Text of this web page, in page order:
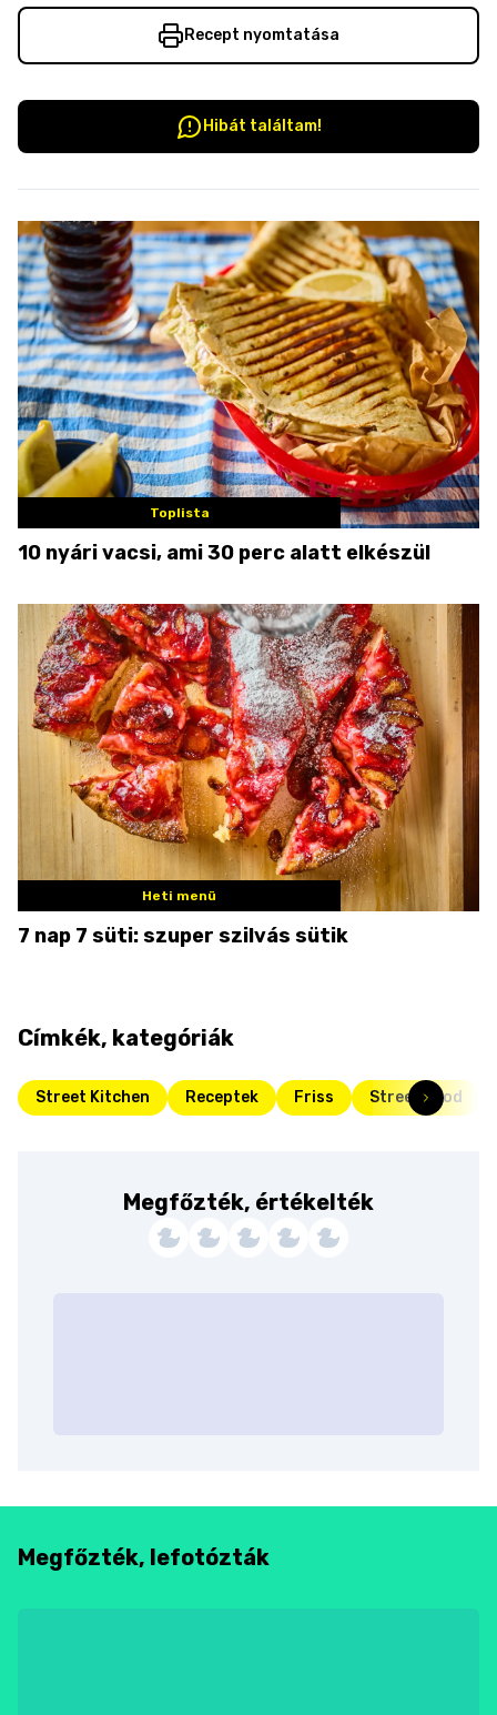
Recept nyomtatása
Hibát találtam!
Toplista
10 nyári vacsi, ami 30 perc alatt elkészül
Heti menü
7 nap 7 süti: szuper szilvás sütik
Címkék, kategóriák
Street Kitchen Receptek Friss Street food
Megfőzték, értékelték
Megfőzték, lefotózták